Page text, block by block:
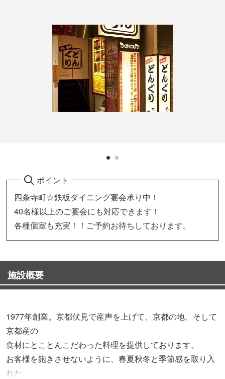
ポイント
四条寺町☆鉄板ダイニング宴会承り中！
40名様以上のご宴会にも対応できます！
各種個室も充実！！ご予約お待ちしております。
施設概要
1977年創業。京都伏見で産声を上げて、京都の地、そして
京都産の
食材にとことんこだわった料理を提供しております。
お客様を飽きさせないように、春夏秋冬と季節感を取り入
れた